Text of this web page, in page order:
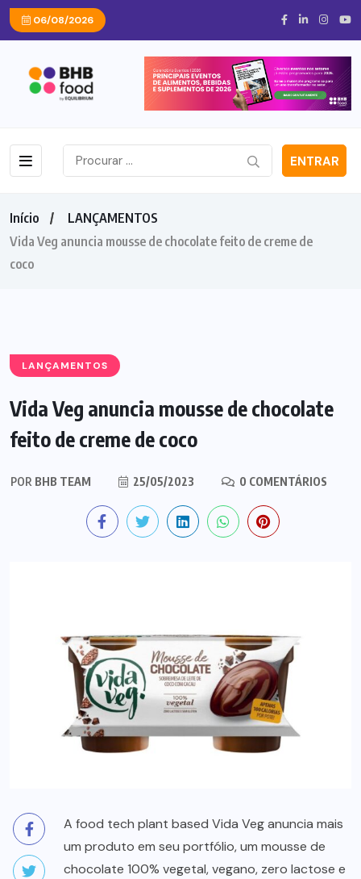
06/08/2026
ENTRAR
Início
LANÇAMENTOS
Vida Veg anuncia mousse de chocolate feito de creme de
coco
LANÇAMENTOS
Vida Veg anuncia mousse de chocolate
feito de creme de coco
POR BHB TEAM 25/05/2023 0 COMENTÁRIOS
A food tech plant based Vida Veg anuncia mais
um produto em seu portfólio, um mousse de
chocolate 100% vegetal, vegano, zero lactose e